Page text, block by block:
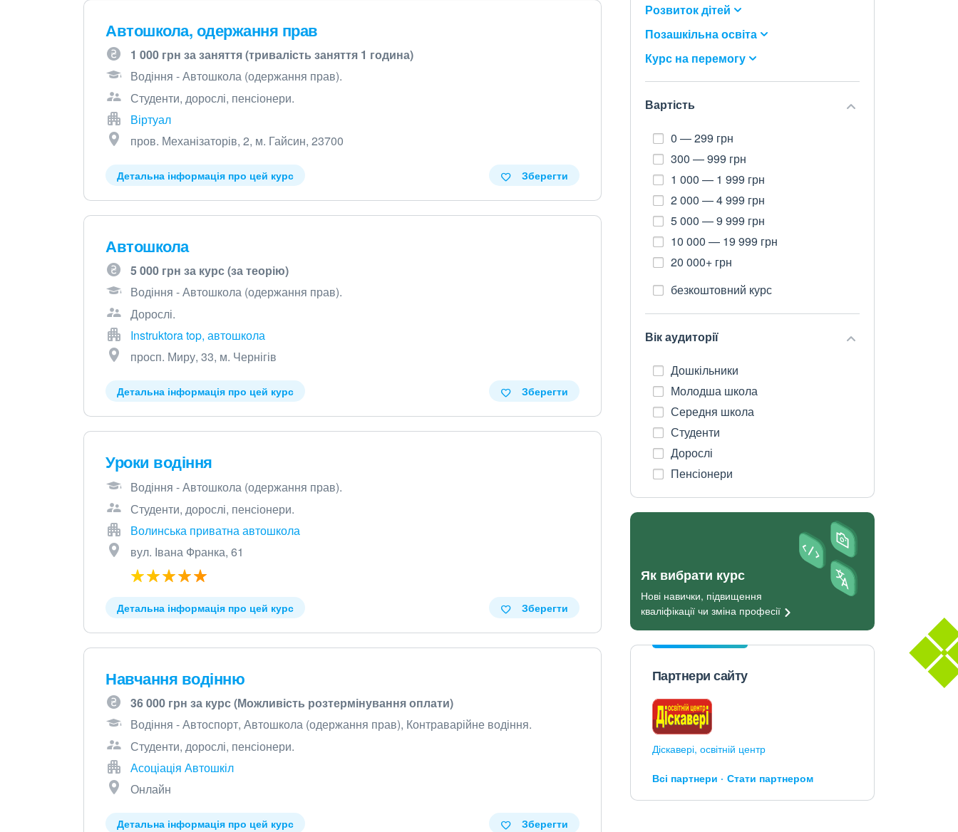
Автошкола, одержання прав
1 000 грн за заняття (тривалість заняття 1 година)
Водіння - Автошкола (одержання прав).
Студенти, дорослі, пенсіонери.
Віртуал
пров. Механізаторів, 2, м. Гайсин, 23700
Детальна інформація про цей курс Зберегти
Автошкола
5 000 грн за курс (за теорію)
Водіння - Автошкола (одержання прав).
Дорослі.
Instruktora top, автошкола
просп. Миру, 33, м. Чернігів
Детальна інформація про цей курс Зберегти
Уроки водіння
Водіння - Автошкола (одержання прав).
Студенти, дорослі, пенсіонери.
Волинська приватна автошкола
вул. Івана Франка, 61
Детальна інформація про цей курс Зберегти
Навчання водінню
36 000 грн за курс (Можливість розтермінування оплати)
Водіння - Автоспорт, Автошкола (одержання прав), Контраварійне водіння.
Студенти, дорослі, пенсіонери.
Асоціація Автошкіл
Онлайн
Детальна інформація про цей курс Зберегти
Розвиток дітей
Позашкільна освіта
Курс на перемогу
Вартість
0 — 299 грн
300 — 999 грн
1 000 — 1 999 грн
2 000 — 4 999 грн
5 000 — 9 999 грн
10 000 — 19 999 грн
20 000+ грн
безкоштовний курс
Вік аудиторії
Дошкільники
Молодша школа
Середня школа
Студенти
Дорослі
Пенсіонери
Як вибрати курс
Нові навички, підвищення
кваліфікації чи зміна професії
Партнери сайту
Діскавері, освітній центр
Всі партнери Стати партнером